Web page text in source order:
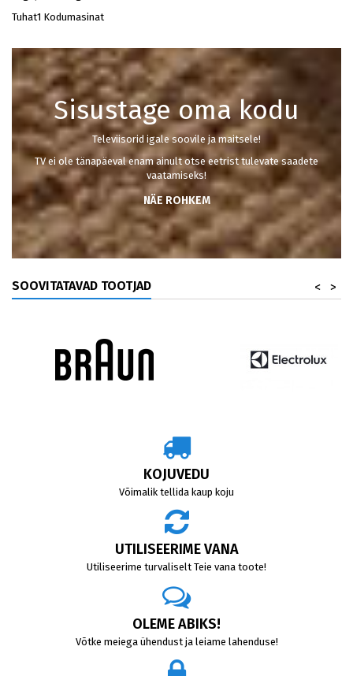
Tuhat1 Kodumasinat
Sisustage oma kodu
Televiisorid igale soovile ja maitsele!
TV ei ole tänapäeval enam ainult otse eetrist tulevate saadete
vaatamiseks!
NÄE ROHKEMABOUT
US
SOOVITATAVAD TOOTJAD >
<
KOJUVEDU
Võimalik tellida kaup koju
UTILISEERIME VANA
Utiliseerime turvaliselt Teie vana toote!
OLEME ABIKS!
Võtke meiega ühendust ja leiame lahenduse!